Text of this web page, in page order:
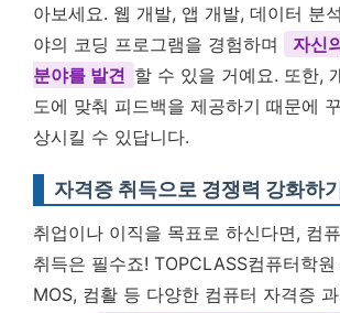
아보세요. 웹 개발, 앱 개발, 데이터 분
야의 코딩 프로그램을 경험하며
자신
분야를 발견 할 수 있을 거예요. 또한,
도에 맞춰 피드백을 제공하기 때문에
상시킬 수 있답니다.
자격증 취득으로 경쟁력 강화하기
취업이나 이직을 목표로 하신다면, 컴
취득은 필수죠! TOPCLASS컴퓨터학
MOS, 컴활 등 다양한 컴퓨터 자격증